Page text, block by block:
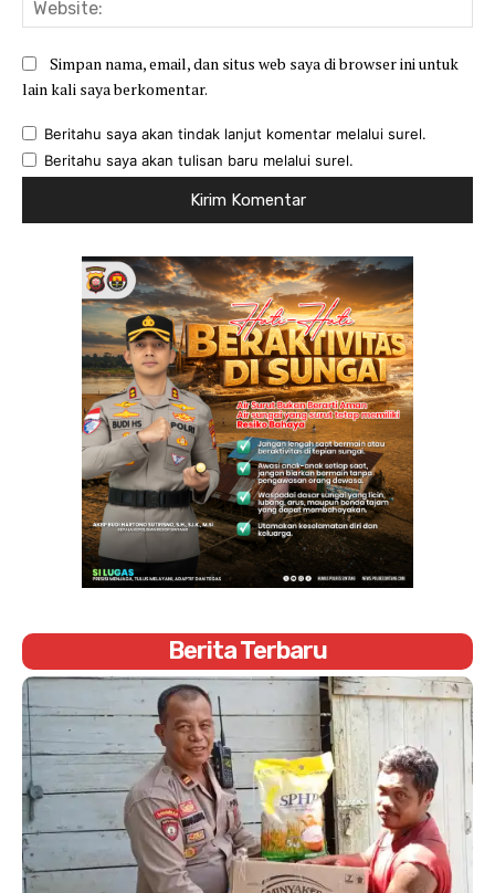
Simpan nama, email, dan situs web saya di browser ini untuk
lain kali saya berkomentar.
Beritahu saya akan tindak lanjut komentar melalui surel.
Beritahu saya akan tulisan baru melalui surel.
Berita Terbaru